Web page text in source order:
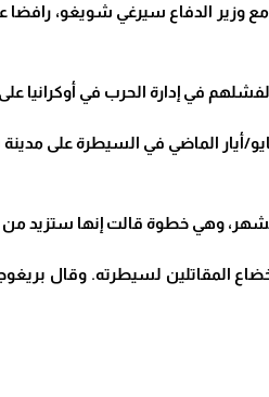
الدفاع سيرغي شويغو، رافضا
في إدارة الحرب في أوكرانيا
أيار الماضي في السيطرة على مدينة
وهي خطوة قالت إنها ستزيد
المقاتلين لسيطرته. وقال